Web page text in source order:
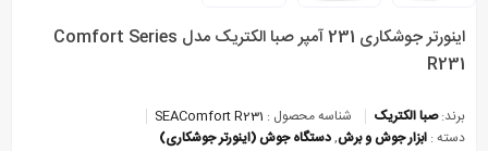
اینورتر جوشکاری 231 آمپر صبا الکتریک مدل Comfort Series
R231
برند:صبا الکتریک شناسه محصول : SEAComfort R231
دسته : ابزار جوش و برش,دستگاه جوش (اینورتر جوشکاری)